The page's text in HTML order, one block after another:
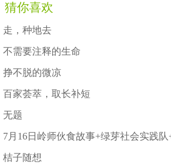
猜你喜欢
走，种地去
不需要注释的生命
挣不脱的微凉
百家荟萃，取长补短
无题
桔子随想